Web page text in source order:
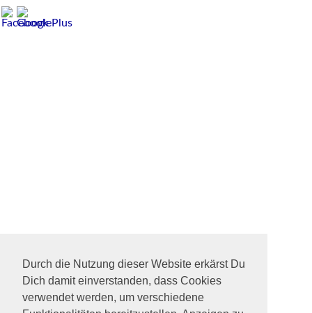
Durch die Nutzung dieser Website erkärst Du
Dich damit einverstanden, dass Cookies
verwendet werden, um verschiedene